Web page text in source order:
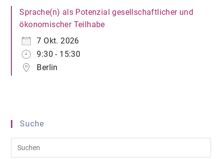
Sprache(n) als Potenzial gesellschaftlicher und
ökonomischer Teilhabe
7 Okt. 2026
9:30 - 15:30
Berlin
Suche